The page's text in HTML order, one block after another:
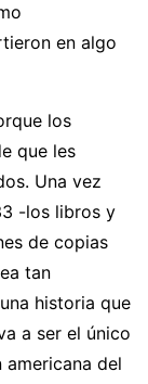
en algo
los
que les
Una vez
-los libros y
de copias
tan
historia que
a ser el único
del